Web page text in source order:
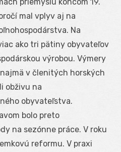
mal vplyv aj na
Na
ako tri pätiny obyvateľov
výrobou. Výmery
v členitých horských
obživu na
obyvateľstva.
bolo preto
na sezónne práce. V roku
reformu. V praxi